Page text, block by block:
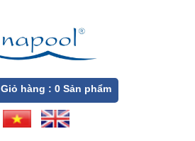
Giỏ hàng : 0Sản phẩm